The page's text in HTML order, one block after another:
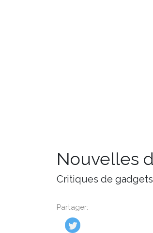
Nouvelles
Critiques de
Partager: